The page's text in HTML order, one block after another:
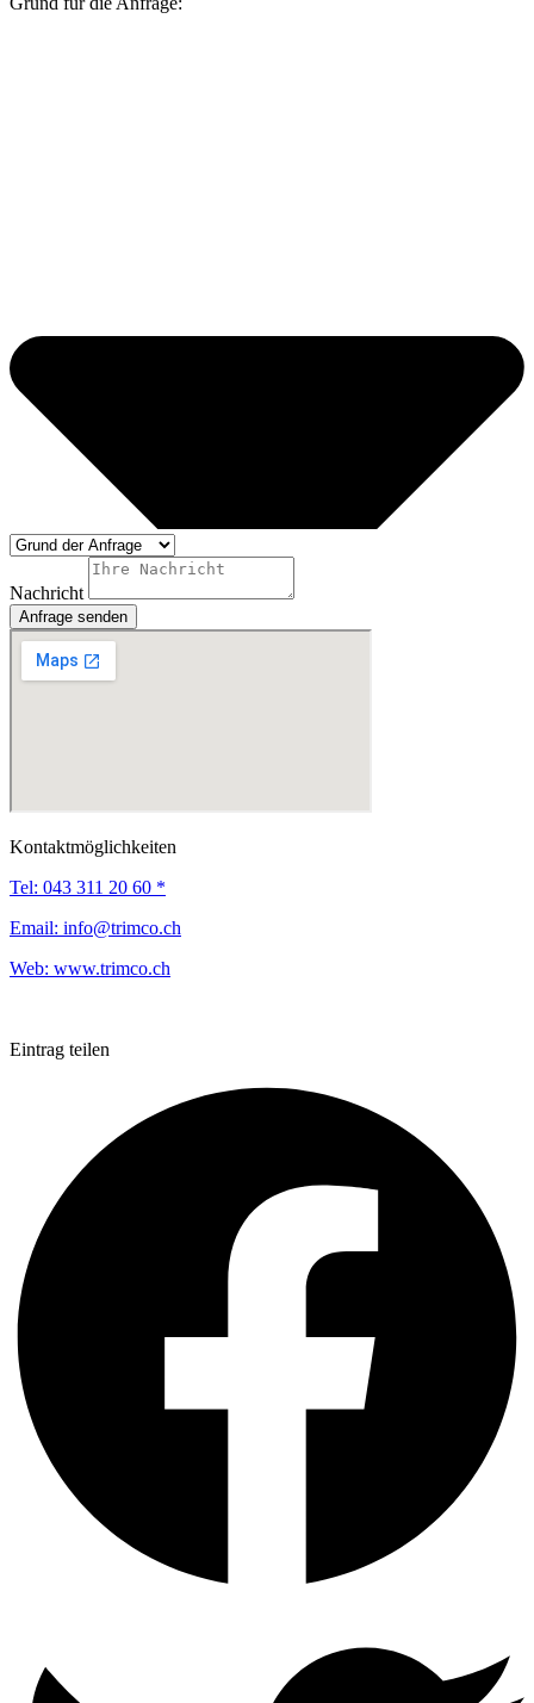
Nachricht
Anfrage senden
Kontaktmöglichkeiten
Tel: 043 311 20 60 *
Email: info@trimco.ch
Web: www.trimco.ch
Eintrag teilen